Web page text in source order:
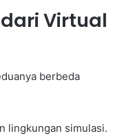
Virtual
berbeda
lingkungan simulasi.